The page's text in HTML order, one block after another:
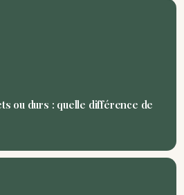
ou durs : quelle différence de